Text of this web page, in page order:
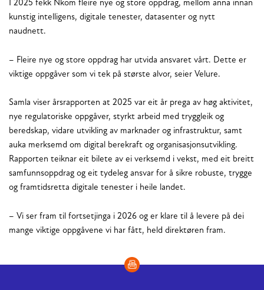
I 2025 fekk Nkom fleire nye og store oppdrag, mellom anna innan
kunstig intelligens, digitale tenester, datasenter og nytt
naudnett.
– Fleire nye og store oppdrag har utvida ansvaret vårt. Dette er
viktige oppgåver som vi tek på største alvor, seier Velure.
Samla viser årsrapporten at 2025 var eit år prega av høg aktivitet,
nye regulatoriske oppgåver, styrkt arbeid med tryggleik og
beredskap, vidare utvikling av marknader og infrastruktur, samt
auka merksemd om digital berekraft og organisasjonsutvikling.
Rapporten teiknar eit bilete av ei verksemd i vekst, med eit breitt
samfunnsoppdrag og eit tydeleg ansvar for å sikre robuste, trygge
og framtidsretta digitale tenester i heile landet.
– Vi ser fram til fortsetjinga i 2026 og er klare til å levere på dei
mange viktige oppgåvene vi har fått, held direktøren fram.